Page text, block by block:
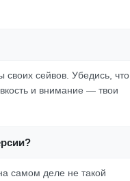
своих сейвов. Убедись, что
и внимание — твои
самом деле не такой